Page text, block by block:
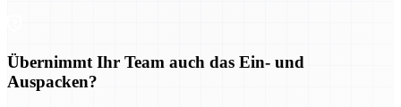
Übernimmt Ihr Team auch das Ein- und
Auspacken?